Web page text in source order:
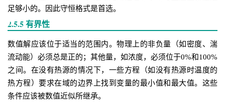
足够小的。因此守恒格式是首选。
2.5.5 有界性
数值解应该位于适当的范围内。物理上的非负量（如密度、湍
流动能）必须总是正的；其他量，如浓度，必须位于0%和100%
之间。在没有热源的情况下，一些方程（如没有热源时温度的
热方程）要求在域的边界上找到变量的最小值和最大值。这些
条件应该被数值近似所继承。